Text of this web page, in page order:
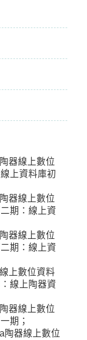
器線上數位
上資料庫初
器線上數位
期：線上資
器線上數位
期：線上資
上數位資料
線上陶器資
器線上數位
期；
陶器線上數位